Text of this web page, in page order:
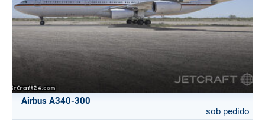
Airbus A340-300
sob pedido